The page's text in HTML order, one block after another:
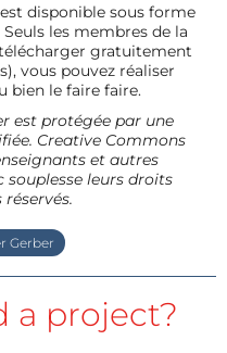
disponible sous forme
les membres de la
gratuitement
vous pouvez réaliser
bien le faire faire.
est protégée par une
Creative Commons
et autres
leurs droits
Gerber
a project?